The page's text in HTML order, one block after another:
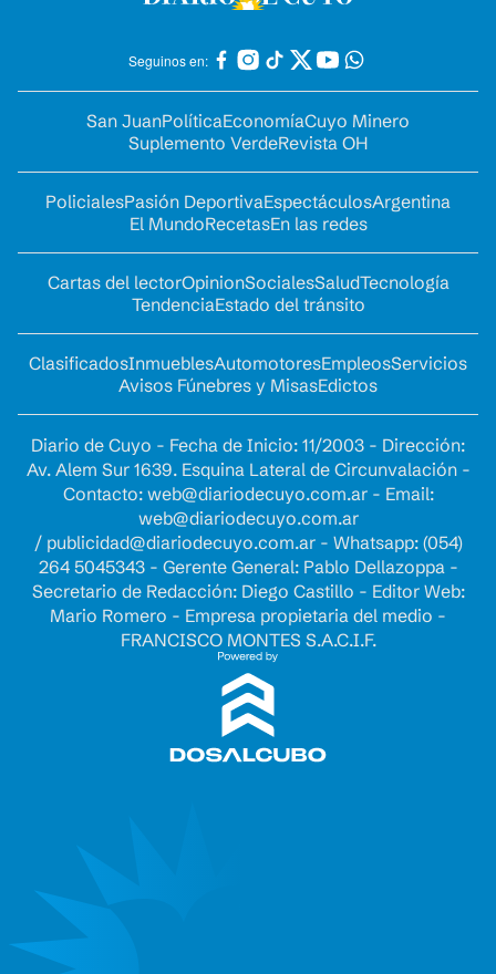
Seguinos en:
San JuanPolíticaEconomíaCuyo Minero
Suplemento VerdeRevista OH
PolicialesPasión DeportivaEspectáculosArgentina
El MundoRecetasEn las redes
Cartas del lectorOpinionSocialesSaludTecnología
TendenciaEstado del tránsito
ClasificadosInmueblesAutomotoresEmpleosServicios
Avisos Fúnebres y MisasEdictos
Diario de Cuyo - Fecha de Inicio: 11/2003 - Dirección:
Av. Alem Sur 1639. Esquina Lateral de Circunvalación -
Contacto: web@diariodecuyo.com.ar- Email:
web@diariodecuyo.com.ar
/ publicidad@diariodecuyo.com.ar- Whatsapp: (054)
264 5045343 - Gerente General: Pablo Dellazoppa -
Secretario de Redacción: Diego Castillo - Editor Web:
Mario Romero - Empresa propietaria del medio -
FRANCISCO MONTES S.A.C.I.F.